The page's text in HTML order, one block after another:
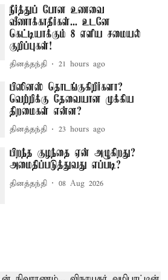
நீர்த்துப் போன உணவை
வீணாக்காதீர்கள்... உடனே
கெட்டியாக்கும் 8 எளிய சமையல்
குறிப்புகள்!
தினத்தந்தி 21 hours ago
பிஸினஸ் தொடங்குகிறீர்களா?
வெற்றிக்கு தேவையான முக்கிய
திறமைகள் என்ன?
தினத்தந்தி 23 hours ago
பிறந்த குழந்தை ஏன் அழுகிறது?
அமைதிப்படுத்துவது எப்படி?
தினத்தந்தி 08 Aug 2026